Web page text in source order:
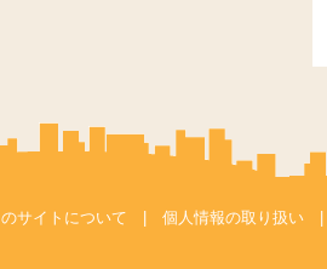
サイトについて 個人情報の取り扱い